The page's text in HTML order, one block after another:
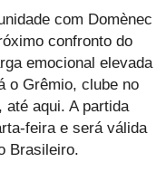
com Domènec
confronto do
emocional elevada
o Grêmio, clube no
aqui. A partida
feira e será válida
Brasileiro.